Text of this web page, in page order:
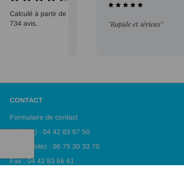
Calculé à partir de
734 avis.
"Rapide et sérieux"
CONTACT
Formulaire de contact
Tél (fixe) : 04 42 83 87 50
Tél (mobile) : 06 75 30 33 70
Fax : 04 42 83 66 61